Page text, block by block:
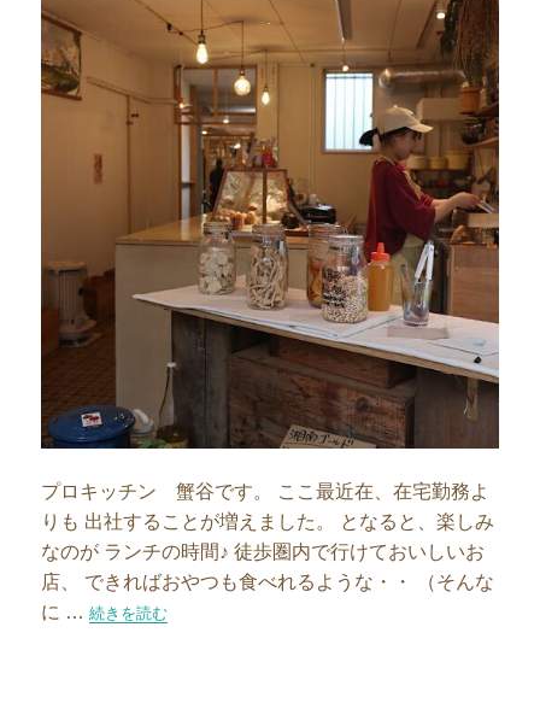
プロキッチン 蟹谷です。 ここ最近在、在宅勤務よ
りも 出社することが増えました。 となると、楽しみ
なのが ランチの時間♪ 徒歩圏内で行けておいしいお
店、 できればおやつも食べれるような・・ （そんな
に …“【スタッフブログ】お気に入りカフェのご紹介～浅草橋編”の
続きを読む